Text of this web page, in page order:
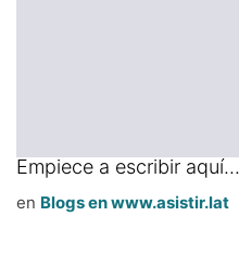
Empiece a escribir aquí...
en Blogs en www.asistir.lat